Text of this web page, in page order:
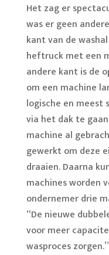
Het zag er
was er geen
kant van de
heftruck met een
andere kant is de
om een machine
logische en meest
via het dak te
machine al
gewerkt om deze
draaien. Daarna
machines worden
ondernemer drie
“De nieuwe
voor meer
wasproces zorgen.”